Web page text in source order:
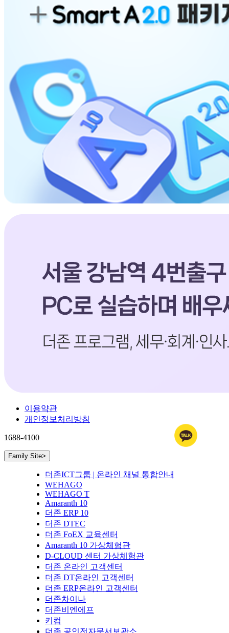
이용약관
개인정보처리방침
1688-4100
Family Site>
더존ICT그룹 | 온라인 채널 통합안내
WEHAGO
WEHAGO T
Amaranth 10
더존 ERP 10
더존 DTEC
더존 FoEX 교육센터
Amaranth 10 가상체험관
D-CLOUD 센터 가상체험관
더존 온라인 고객센터
더존 DT온라인 고객센터
더존 ERP온라인 고객센터
더존차이나
더존비엔에프
키컴
더존 공인전자문서보관소